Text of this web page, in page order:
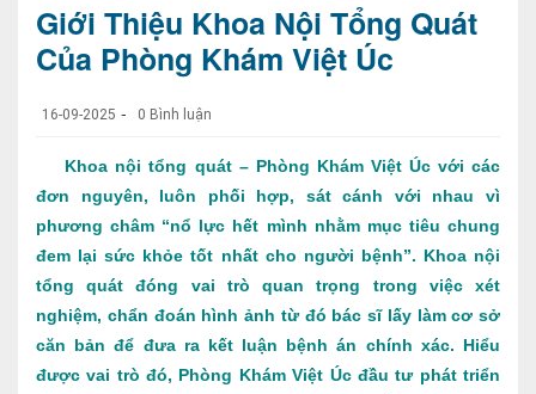
Giới Thiệu Khoa Nội Tổng Quát
Của Phòng Khám Việt Úc
16-09-2025 - 0 Bình luận
Khoa nội tổng quát – Phòng Khám Việt Úcvới các
đơn nguyên, luôn phối hợp, sát cánh với nhau vì
phương châm “nổ lực hết mình nhằm mục tiêu chung
đem lại sức khỏe tốt nhất cho người bệnh”. Khoa nội
tổng quát đóng vai trò quan trọng trong việc xét
nghiệm, chẩn đoán hình ảnh từ đó bác sĩ lấy làm cơ sở
căn bản để đưa ra kết luận bệnh án chính xác. Hiểu
được vai trò đó, Phòng Khám Việt Úcđầu tư phát triển